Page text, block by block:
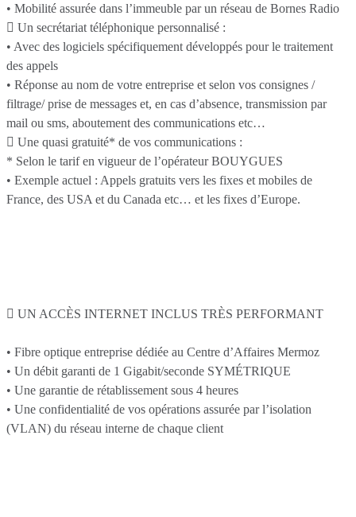
• Mobilité assurée dans l’immeuble par un réseau de Bornes Radio
 Un secrétariat téléphonique personnalisé :
• Avec des logiciels spécifiquement développés pour le traitement
des appels
• Réponse au nom de votre entreprise et selon vos consignes /
filtrage/ prise de messages et, en cas d’absence, transmission par
mail ou sms, aboutement des communications etc…
 Une quasi gratuité* de vos communications :
* Selon le tarif en vigueur de l’opérateur BOUYGUES
• Exemple actuel : Appels gratuits vers les fixes et mobiles de
France, des USA et du Canada etc… et les fixes d’Europe.
 UN ACCÈS INTERNET INCLUS TRÈS PERFORMANT
• Fibre optique entreprise dédiée au Centre d’Affaires Mermoz
• Un débit garanti de 1 Gigabit/seconde SYMÉTRIQUE
• Une garantie de rétablissement sous 4 heures
• Une confidentialité de vos opérations assurée par l’isolation
(VLAN) du réseau interne de chaque client